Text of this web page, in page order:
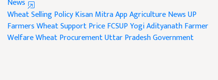
News
Wheat Selling PolicyKisan Mitra AppAgriculture NewsUP
FarmersWheat Support PriceFCSUPYogi AdityanathFarmer
WelfareWheat ProcurementUttar Pradesh Government